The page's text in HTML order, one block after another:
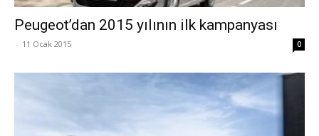
Peugeot’dan 2015 yılının ilk kampanyası
- 11 Ocak 2015 0